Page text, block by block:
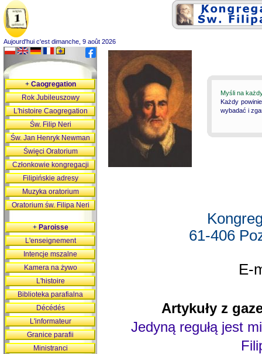
Aujourd'hui c'est dimanche, 9 août 2026
Myśli na
Każdy
wybadać i
61-406
E-
Artykuły z
Jedyną regułą jest
+Caogregation
Rok Jubileuszowy
L'histoire Caogregation
Św. Filip Neri
Św. Jan Henryk Newman
Święci Oratorium
Członkowie kongregacji
Filipińskie adresy
Muzyka oratorium
Oratorium św. Filipa Neri
+Paroisse
L'enseignement
Intencje mszalne
Kamera na żywo
L'histoire
Biblioteka parafialna
Décédés
L'informateur
Granice parafii
Ministranci